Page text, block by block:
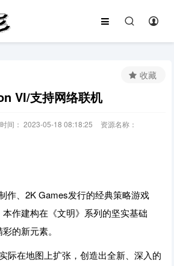
VI/支持网络联机
间： 2023-05-18 08:18:25
资源名称：
收藏
作、2K Games发行的经典策略游戏
本作建构在《文明》系列的坚实基础
的新元素。
际在地图上扩张，创造出全新、深入的